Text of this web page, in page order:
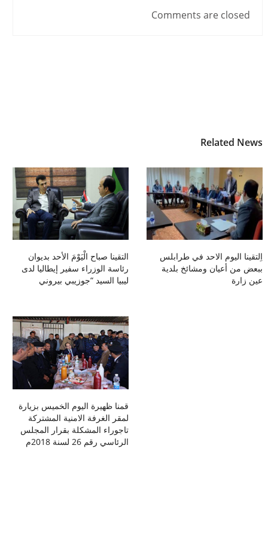
Comments are closed
Related News
التقينا صباح الْيَوْمَ الأحد بديوان
رئاسة الوزراء سفير إيطاليا لدى
ليبيا السيد “جوزيبي بيروني
اِلتقينا اليوم الاحد في طرابلس
ببعض من أعيان ومشائخ بلدية
عين زارة
قمنا ظهيرة اليوم الخميس بزيارة
لمقر الغرفة الامنية المشتركة
تاجوراء المشكلة بقرار المجلس
الرئاسي رقم 26 لسنة 2018م